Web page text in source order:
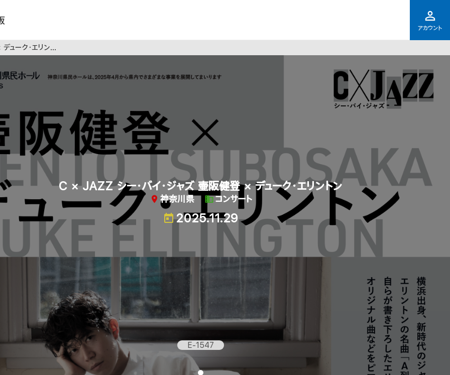
アカウント
ク・エリントン
C × JAZZ シー・バイ・ジャズ 壷阪健登 × デューク・エリントン
神奈川県 コンサート
2025.11.29
E-1547